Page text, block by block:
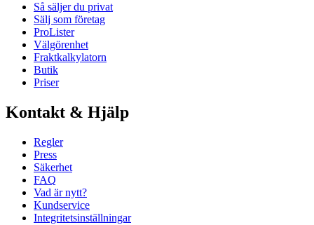
Så säljer du privat
Sälj som företag
ProLister
Välgörenhet
Fraktkalkylatorn
Butik
Priser
Kontakt & Hjälp
Regler
Press
Säkerhet
FAQ
Vad är nytt?
Kundservice
Integritetsinställningar